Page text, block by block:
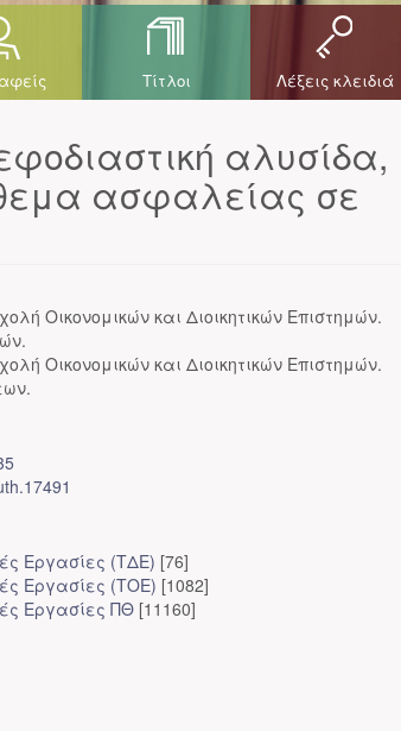
Τίτλοι Λέξεις κλειδιά
αλυσίδα,
ασφαλείας σε
Οικονομικών και Διοικητικών Επιστημών.
Οικονομικών και Διοικητικών Επιστημών.
Εργασίες (ΤΔΕ) [76]
Εργασίες (ΤΟΕ) [1082]
Εργασίες ΠΘ [11160]